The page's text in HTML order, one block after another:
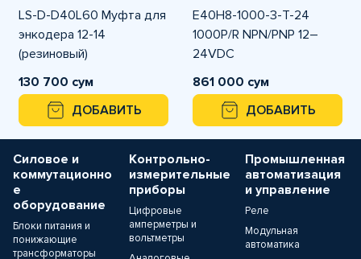
LS-D-D40L60 Муфта для
энкодера 12-14
(резиновый)
130 700 сум
ДОБАВИТЬ
E40H8-1000-3-T-24
1000P/R NPN/PNP 12–
24VDC
Инкрементальный
энкодер Push-Pull
Autonics
861 000 сум
ДОБАВИТЬ
Силовое и
коммутационно
е
оборудование
Блоки питания и
понижающие
трансформаторы
Контрольно-
измерительные
приборы
Цифровые
амперметры и
вольтметры
Промышленная
автоматизация
и управление
Реле
Модульная
автоматика